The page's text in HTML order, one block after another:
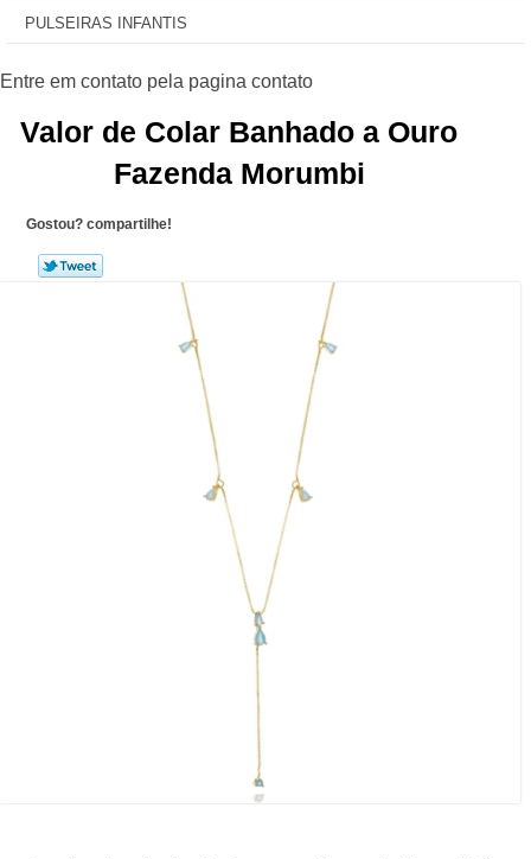
PULSEIRAS INFANTIS
Valor de Colar Banhado a Ouro
Fazenda Morumbi
Gostou? compartilhe!